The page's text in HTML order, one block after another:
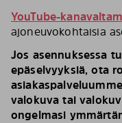
YouTube-
ajoneuvokohtaisia
Jos asennuksessa
epäselvyyksiä, ota
valokuva tai
ongelmasi